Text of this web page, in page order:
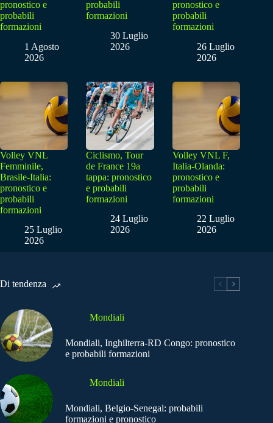
pronostico e
probabili
formazioni
1 Agosto
2026
probabili
formazioni
30 Luglio
2026
pronostico e
probabili
formazioni
26 Luglio
2026
Volley VNL
Femminile,
Brasile-Italia:
pronostico e
probabili
formazioni
25 Luglio
2026
Ciclismo, Tour
de France 19a
tappa: pronostico
e probabili
formazioni
24 Luglio
2026
Volley VNL F,
Italia-Olanda:
pronostico e
probabili
formazioni
22 Luglio
2026
Di tendenza
Mondiali
Mondiali, Inghilterra-RD Congo: pronostico
e probabili formazioni
Mondiali
Mondiali, Belgio-Senegal: probabili
formazioni e pronostico